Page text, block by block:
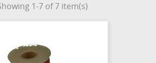
1-7 of 7 item(s)